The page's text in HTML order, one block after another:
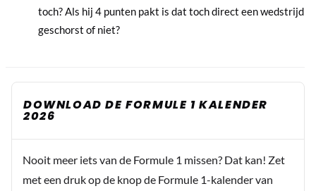
toch? Als hij 4 punten pakt is dat toch direct een wedstrijd
geschorst of niet?
DOWNLOAD DE FORMULE 1 KALENDER
2026
Nooit meer iets van de Formule 1 missen? Dat kan! Zet
met een druk op de knop de Formule 1-kalender van